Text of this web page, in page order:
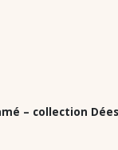
– collection